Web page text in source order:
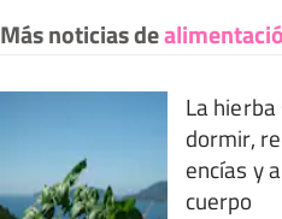
Más noticias de
La
dormir,
encías y
cuerpo